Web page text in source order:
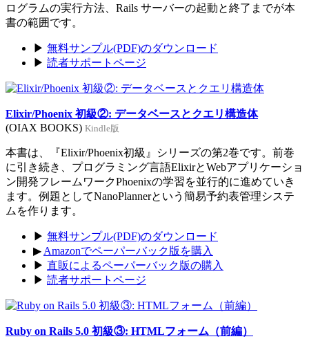
ログラムの実行方法、Rails サーバーの起動と終了までが本
書の範囲です。
▶ 無料サンプル(PDF)のダウンロード
▶ 読者サポートページ
Elixir/Phoenix 初級②: データベースとクエリ構造体
(OIAX BOOKS) Kindle版
本書は、『Elixir/Phoenix初級』シリーズの第2巻です。前巻
に引き続き、プログラミング言語ElixirとWebアプリケーショ
ン開発フレームワークPhoenixの学習を並行的に進めていき
ます。例題としてNanoPlannerという簡易予約表管理システ
ムを作ります。
▶ 無料サンプル(PDF)のダウンロード
▶ Amazonでペーパーバック版を購入
▶ 直販によるペーパーバック版の購入
▶ 読者サポートページ
Ruby on Rails 5.0 初級③: HTMLフォーム（前編）